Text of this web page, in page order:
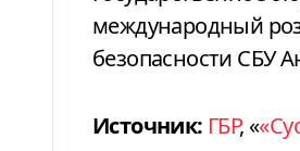
международный
безопасности СБУ
Источник: ГБР, «